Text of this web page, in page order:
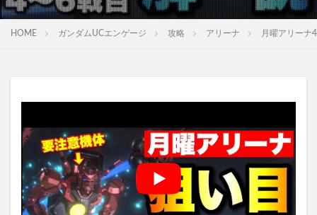
HOME ガンダムUCエンゲージ 攻略 アリーナ 月曜アリー